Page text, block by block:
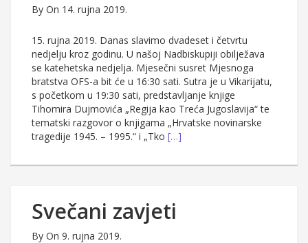
By On 14. rujna 2019.
15. rujna 2019. Danas slavimo dvadeset i četvrtu
nedjelju kroz godinu. U našoj Nadbiskupiji obilježava
se katehetska nedjelja. Mjesečni susret Mjesnoga
bratstva OFS-a bit će u 16:30 sati. Sutra je u Vikarijatu,
s početkom u 19:30 sati, predstavljanje knjige
Tihomira Dujmovića „Regija kao Treća Jugoslavija“ te
tematski razgovor o knjigama „Hrvatske novinarske
tragedije 1945. – 1995.“ i „Tko […]
Svečani zavjeti
By On 9. rujna 2019.